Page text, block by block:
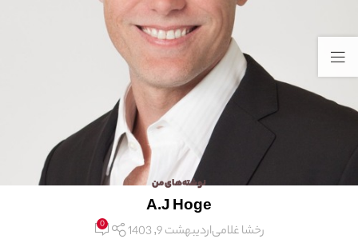
نوشته‌های من
A.J Hoge
رخشا غلامیاردیبهشت 9, 1403 0